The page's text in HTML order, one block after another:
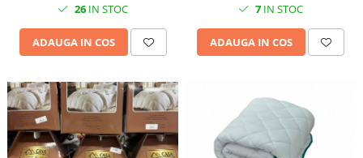
26 IN STOC
ADAUGA IN COS
7IN STOC
ADAUGA IN COS